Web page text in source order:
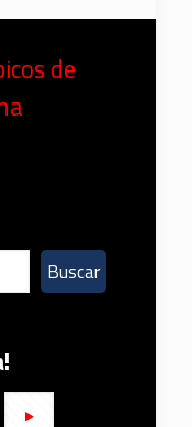
de
Buscar